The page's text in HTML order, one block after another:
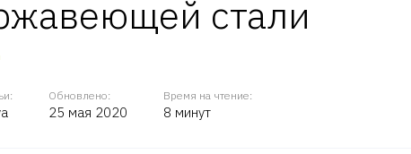
стали
Обновлено:
25 мая 2020
Время на чтение:
8 минут